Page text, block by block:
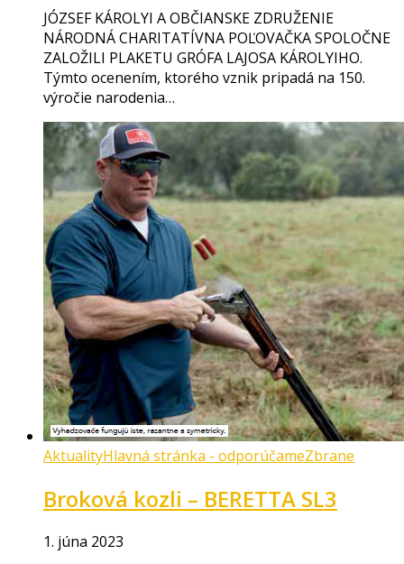
JÓZSEF KÁROLYI A OBČIANSKE ZDRUŽENIE
NÁRODNÁ CHARITATÍVNA POĽOVAČKA SPOLOČNE
ZALOŽILI PLAKETU GRÓFA LAJOSA KÁROLYIHO.
Týmto ocenením, ktorého vznik pripadá na 150.
výročie narodenia…
AktualityHlavná stránka - odporúčameZbrane
Broková kozli – BERETTA SL3
1. júna 2023